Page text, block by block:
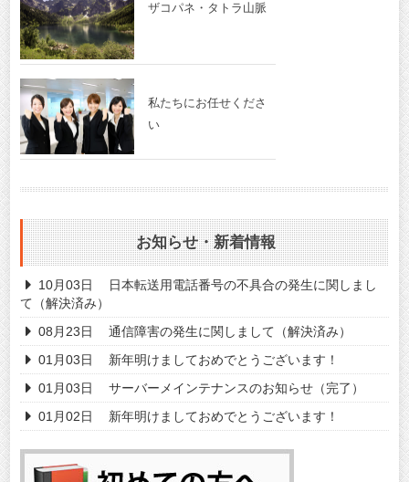
ザコパネ・タトラ山脈
私たちにお任せくださ
い
お知らせ・新着情報
10月03日
日本転送用電話番号の不具合の発生に関しまし
て（解決済み）
08月23日
通信障害の発生に関しまして（解決済み）
01月03日
新年明けましておめでとうございます！
01月03日
サーバーメインテナンスのお知らせ（完了）
01月02日
新年明けましておめでとうございます！